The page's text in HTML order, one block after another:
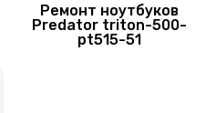
руб.
Ремонт ноутбуков
Predator triton-500-
pt515-51